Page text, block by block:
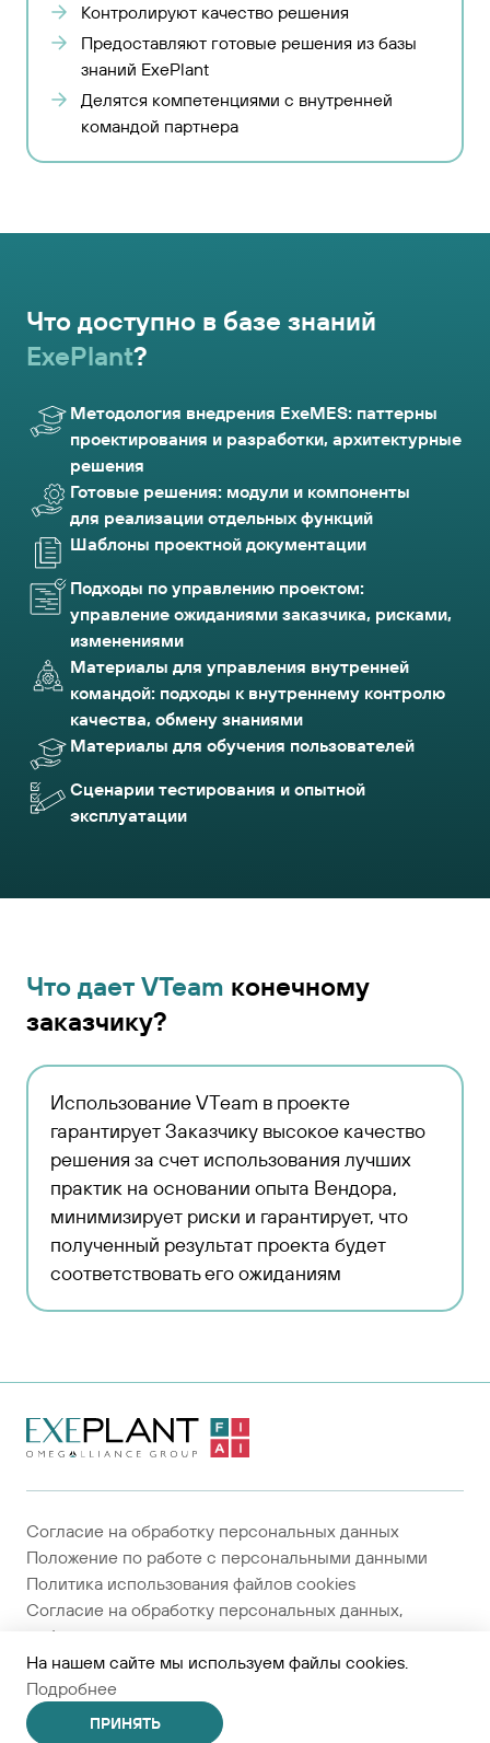
Контролируют качество решения
Предоставляют готовые решения из базы
знаний ExePlant
Делятся компетенциями с внутренней
командой партнера
Что доступно в базе знаний
ExePlant?
Методология внедрения ExeMES: паттерны
проектирования и разработки, архитектурные
решения
Готовые решения: модули и компоненты
для реализации отдельных функций
Шаблоны проектной документации
Подходы по управлению проектом:
управление ожиданиями заказчика, рисками,
изменениями
Материалы для управления внутренней
командой: подходы к внутреннему контролю
качества, обмену знаниями
Материалы для обучения пользователей
Сценарии тестирования и опытной
эксплуатации
Что дает VTeam конечному
заказчику?
Использование VTeam в проекте
гарантирует Заказчику высокое качество
решения за счет использования лучших
практик на основании опыта Вендора,
минимизирует риски и гарантирует, что
полученный результат проекта будет
соответствовать его ожиданиям
На главную
страницу
Согласие на обработку персональных данных
Положение по работе с персональными данными
Политика использования файлов cookies
Согласие на обработку персональных данных,
собираемых метрическими системами
Средства разработки
© Группа компаний «ОМЕГАЛЬЯНС»
Сделано Code Studio
На нашем сайте мы используем файлы cookies.
Подробнее
ПРИНЯТЬ